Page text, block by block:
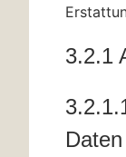
3.2.1
Daten